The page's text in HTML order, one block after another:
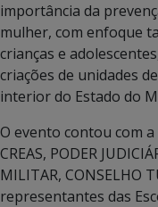
importância da
mulher, com enfoque
crianças e
criações de unidades
interior do Estado do
O evento contou com
CREAS, PODER
MILITAR, CONSELHO
representantes das